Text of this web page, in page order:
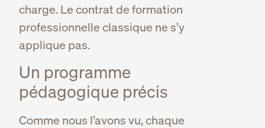
charge. Le contrat de formation
professionnelle classique ne s’y
applique pas.
Un programme
pédagogique précis
Comme nous l’avons vu, chaque